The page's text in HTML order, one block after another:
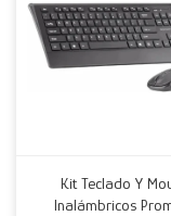
Kit Teclado Y
Inalámbricos